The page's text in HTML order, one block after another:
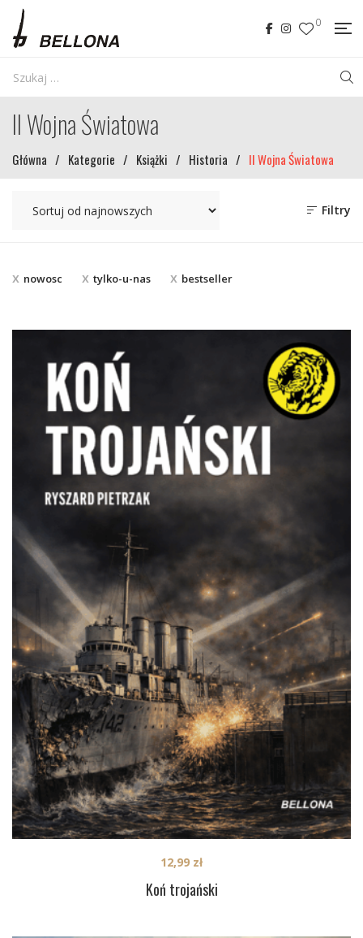
0
II Wojna Światowa
Główna / Kategorie / Książki / Historia / II Wojna Światowa
Filtry
nowosc tylko-u-nas bestseller
Koń trojański
12,99 zł